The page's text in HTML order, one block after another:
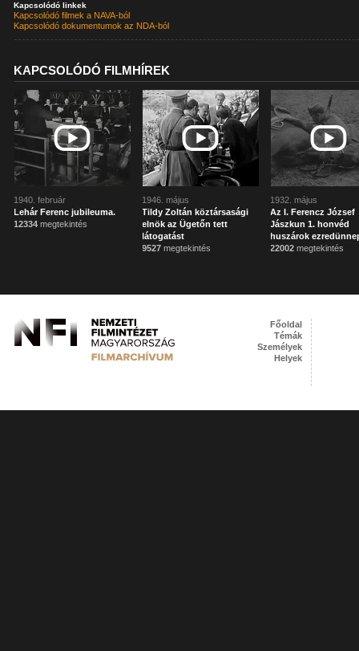
Kapcsolódó linkek
Kapcsolódó filmek a NAVA-ból
Kapcsolódó dokumentumok az NDA-ból
KAPCSOLÓDÓ FILMHÍREK
1940. február
Lehár Ferenc jubileuma.
12334 megtekintés
1946. május
Tildy Zoltán köztársasági
elnök az Ügetőn tett
látogatást
9527 megtekintés
1932. május
Az I. Ferencz József
Jászkun 1. honvéd
huszárok
22002 megtekintés
Főoldal
Témák
Személyek
Helyek